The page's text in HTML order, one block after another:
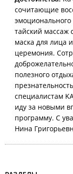
сочитающие
тайский массаж
маска для лица
церемония.
полезного
специалистам
иду за новыми
программу. С
Нина